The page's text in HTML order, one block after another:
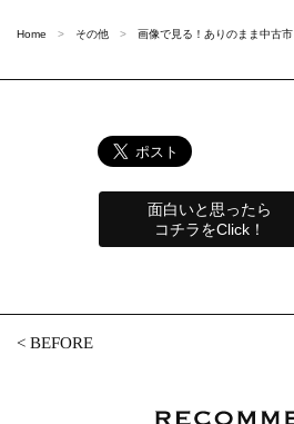
Home その他 画像で見る！ありのまま中古市
面白いと思ったら
コチラをClick！
<BEFORE